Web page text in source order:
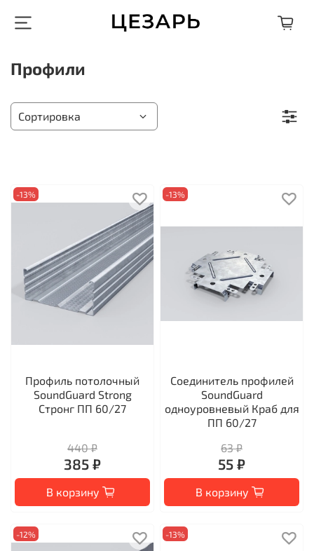
Профили
-13%
Профиль потолочный
SoundGuard Strong
Стронг ПП 60/27
440 ₽
385 ₽
В корзину
-13%
Соединитель профилей
SoundGuard
одноуровневый Краб для
ПП 60/27
63 ₽
55 ₽
В корзину
-12% -13%